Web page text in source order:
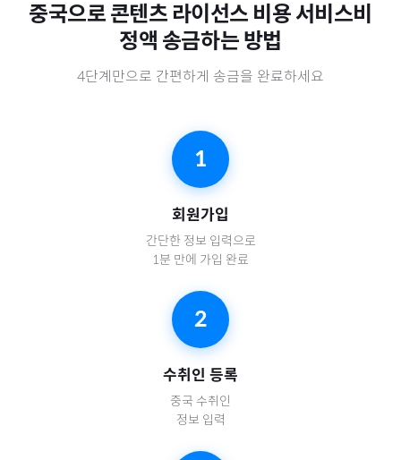
중국으로 콘텐츠 라이선스 비용 서비스비
정액 송금하는 방법
4단계만으로 간편하게 송금을 완료하세요
1
회원가입
간단한 정보 입력으로
1분 만에 가입 완료
2
수취인 등록
중국 수취인
정보 입력